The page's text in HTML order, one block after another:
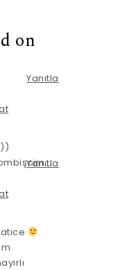
on
Yanıtla
Yanıtla